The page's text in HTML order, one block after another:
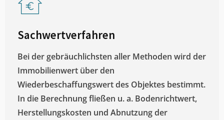
Sachwertverfahren
Bei der gebräuchlichsten aller Methoden wird der
Immobilienwert über den
Wiederbeschaffungswert des Objektes bestimmt.
In die Berechnung fließen u. a. Bodenrichtwert,
Herstellungskosten und Abnutzung der